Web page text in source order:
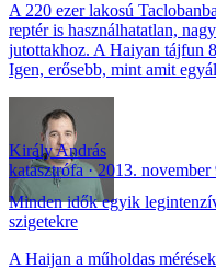
A 220 ezer lakosú
reptér is használhatatlan,
jutottakhoz. A Haiyan tájfun
Igen, erősebb, mint amit
Király András
katasztrófa
2013. november
Minden idők egyik
szigetekre
A Haijan a műholdas